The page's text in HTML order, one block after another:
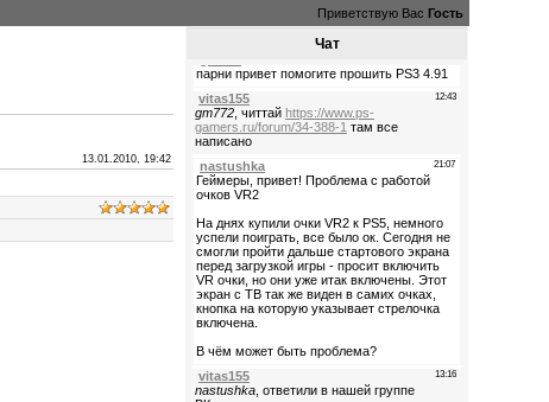
Приветствую Вас Гость
13.01.2010, 19:42
Чат